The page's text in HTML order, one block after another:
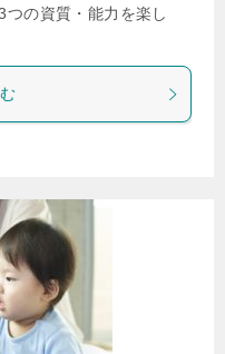
の資質・能力を楽し